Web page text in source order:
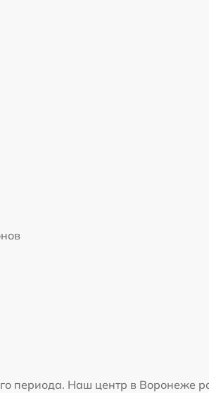
периода. Наш центр в Воронеже